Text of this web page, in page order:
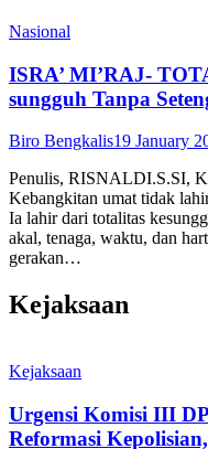
Nasional
ISRA’ MI’RAJ-
sungguh Tanpa
Biro Bengkalis19 January
Penulis, RISNALDI.S.SI,
Kebangkitan umat tidak
Ia lahir dari totalitas
akal, tenaga, waktu, dan
gerakan…
Kejaksaan
Kejaksaan
Urgensi Komisi III
Reformasi